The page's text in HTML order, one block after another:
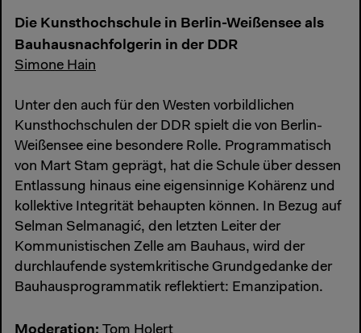
Die Kunsthochschule in Berlin-Weißensee als
Bauhausnachfolgerin in der DDR
Simone Hain
Unter den auch für den Westen vorbildlichen
Kunsthochschulen der DDR spielt die von Berlin-
Weißensee eine besondere Rolle. Programmatisch
von Mart Stam geprägt, hat die Schule über dessen
Entlassung hinaus eine eigensinnige Kohärenz und
kollektive Integrität behaupten können. In Bezug auf
Selman Selmanagić, den letzten Leiter der
Kommunistischen Zelle am Bauhaus, wird der
durchlaufende systemkritische Grundgedanke der
Bauhausprogrammatik reflektiert: Emanzipation.
Moderation: